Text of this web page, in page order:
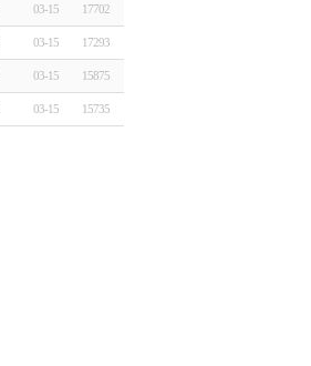
03-15 17702
03-15 17293
03-15 15875
03-15 15735